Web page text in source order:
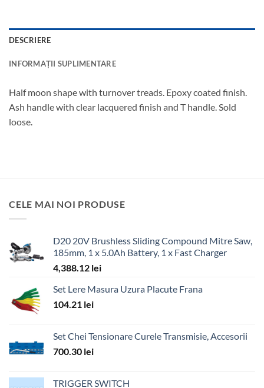
DESCRIERE
INFORMAȚII SUPLIMENTARE
Half moon shape with turnover treads. Epoxy coated finish.
Ash handle with clear lacquered finish and T handle. Sold
loose.
CELE MAI NOI PRODUSE
D20 20V Brushless Sliding Compound Mitre Saw,
185mm, 1 x 5.0Ah Battery, 1 x Fast Charger
4,388.12 lei
Set Lere Masura Uzura Placute Frana
104.21 lei
Set Chei Tensionare Curele Transmisie, Accesorii
700.30 lei
TRIGGER SWITCH